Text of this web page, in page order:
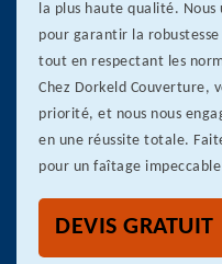
la plus haute qualité.
pour garantir la
tout en respectant les
Chez Dorkeld Couverture,
priorité, et nous nous
en une réussite totale.
pour un faîtage impeccable
DEVIS GRATUIT